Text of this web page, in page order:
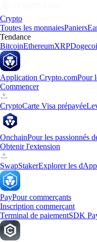
Crypto
Toutes les monnaiesPaniers
Tendance
BitcoinEthereumXRP
Application Crypto.comPour
Commencer
CryptoCarte Visa prépayée
OnchainPour les passionnés
Obtenir l'extension
SwapStakerExplorer les
PayPour commerçants
Inscription commerçant
Terminal de paiementSDK